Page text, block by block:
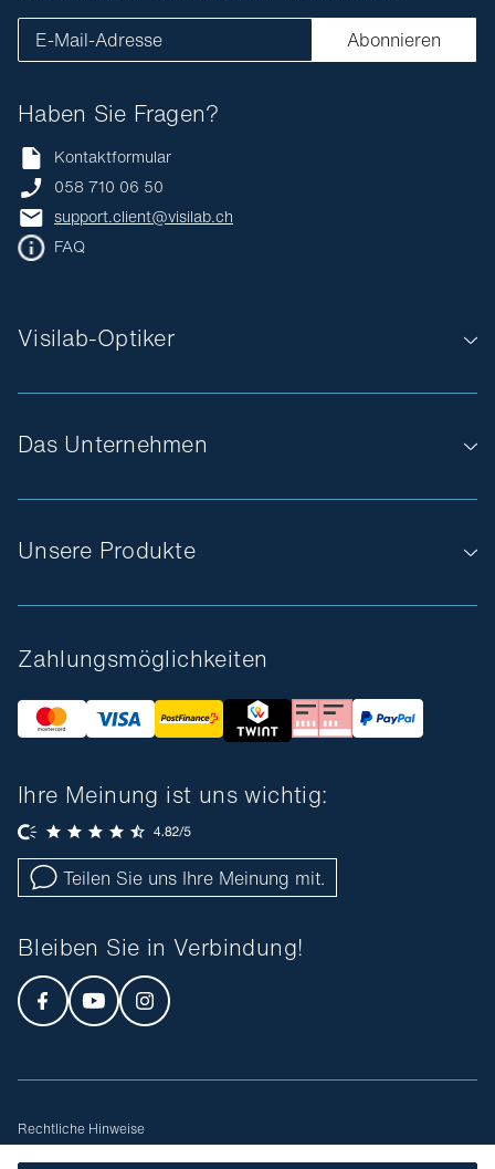
Das Unternehmen
Unsere Produkte
Visilab-Optiker
Haben Sie Fragen?
Kontaktformular
058 710 06 50
support.client@visilab.ch
FAQ
E-Mail-Adresse Abonnieren
Zahlungsmöglichkeiten
Ihre Meinung ist uns wichtig:
Teilen Sie uns Ihre Meinung mit.
Bleiben Sie in Verbindung!
Rechtliche Hinweise